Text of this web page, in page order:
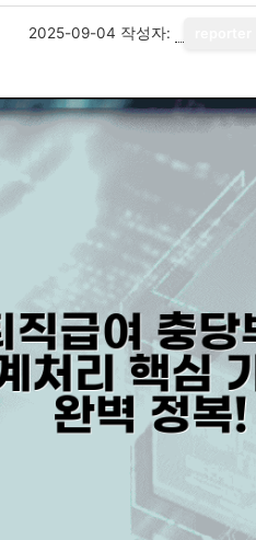
2025-09-04 작성자: